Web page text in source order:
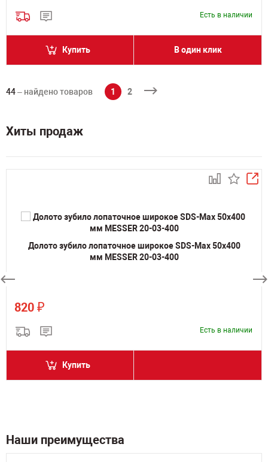
Есть в наличии
Купить В один клик
44– найдено товаров 1 2
Хиты продаж
Долото зубило лопаточное широкое SDS-Max 50х400
мм MESSER 20-03-400
820 ₽
Есть в наличии
Купить
Наши преимущества